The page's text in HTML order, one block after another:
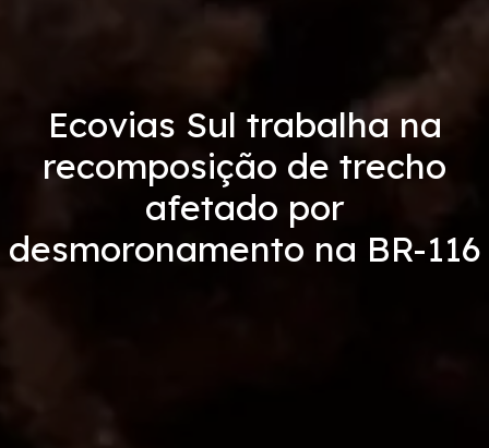
Demonstrações Financeiras
Código de Conduta
Condições da Via
Ecovias Sul trabalha na
recomposição de trecho
afetado por
desmoronamento na BR-116